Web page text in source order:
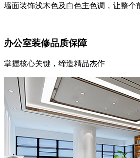
墙面装饰浅木色及白色主色调，让整个
办公室装修品质保障
掌握核心关键，缔造精品杰作